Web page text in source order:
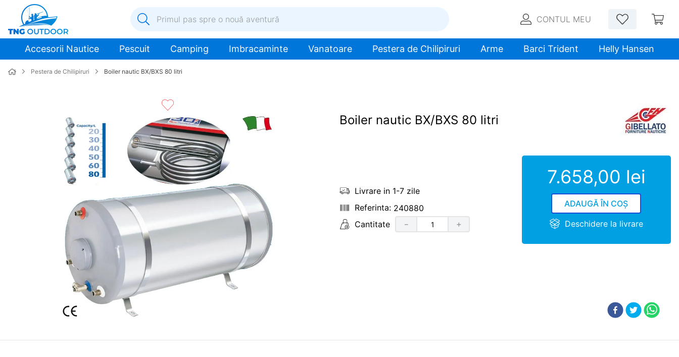
Primul pas spre o nouă aventură
1.
inox
2.
elice
3.
colac salvare
plumb
6.
pompa apa
7.
biminitop
8.
mulineta
ancora
10. extensie
CONTUL MEU
Accesorii Nautice Pescuit Camping Imbracaminte Vanatoare Pestera de Chilipiruri Arme Barci Trident Helly Hansen
Pestera de Chilipiruri Boiler nautic BX/BXS 80 litri
Boiler nautic BX/BXS 80 litri
Livrare in 1-7 zile
240880
Cantitate
＋
－
7.658,00 lei
ADAUGĂ ÎN COȘ
Deschidere la livrare